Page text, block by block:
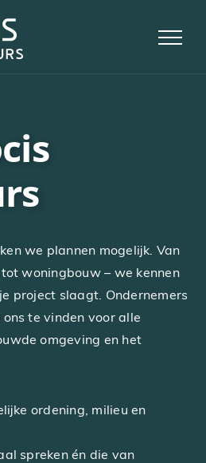
we plannen mogelijk. Van
woningbouw – we kennen
project slaagt. Ondernemers
te vinden voor alle
omgeving en het
ordening, milieu en
spreken én die van